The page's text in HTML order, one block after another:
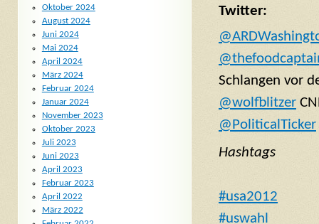
Twitter:
Schlangen vor
@wolfblitzer
@PoliticalTicker
Hashtags
#usa2012
#uswahl
Oktober 2024
August 2024
Juni 2024
Mai 2024
April 2024
März 2024
Februar 2024
Januar 2024
November 2023
Oktober 2023
Juli 2023
Juni 2023
April 2023
Februar 2023
April 2022
März 2022